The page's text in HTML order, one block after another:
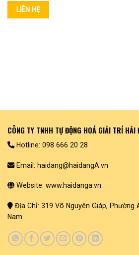
CÔNG TY TNHH TỰ ĐỘNG HOÁ GIẢI TRÍ HẢI
Hotline: 098 666 20 28
Email: haidang@haidangA.vn
Website: www.haidanga.vn
Địa Chỉ: 319 Võ Nguyên Giáp, Phường
Nam